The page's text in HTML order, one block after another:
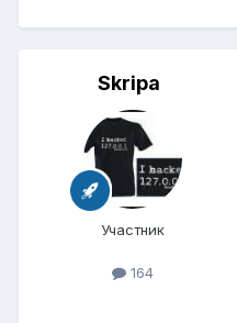
Skripa
Участник
164